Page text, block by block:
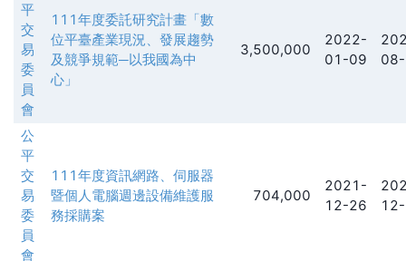
平
交
易
委
員
會
111年度委託研究計畫「數
位平臺產業現況、發展趨勢
及競爭規範─以我國為中
心」
3,500,000
2022-
01-09
公
平
交
易
委
員
會
111年度資訊網路、伺服器
暨個人電腦週邊設備維護服
務採購案
704,000
2021-
12-26